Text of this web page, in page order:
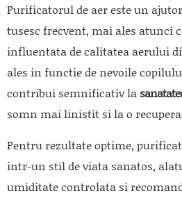
Purificatorul de aer este un
tusesc frecvent, mai ales atunci
influentata de calitatea aerului
ales in functie de nevoile
contribui semnificativ la
somn mai linistit si la o
Pentru rezultate optime,
intr-un stil de viata sanatos,
umiditate controlata si